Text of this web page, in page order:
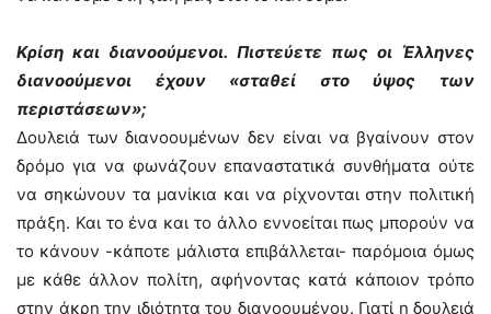
Κρίση και διανοούμενοι. Πιστεύετε πως οι Έλληνες
διανοούμενοι έχουν «σταθεί στο ύψος των
περιστάσεων»;
Δουλειά των διανοουμένων δεν είναι να βγαίνουν στον
δρόμο για να φωνάζουν επαναστατικά συνθήματα ούτε
να σηκώνουν τα μανίκια και να ρίχνονται στην πολιτική
πράξη. Και το ένα και το άλλο εννοείται πως μπορούν να
το κάνουν -κάποτε μάλιστα επιβάλλεται- παρόμοια όμως
με κάθε άλλον πολίτη, αφήνοντας κατά κάποιον τρόπο
στην άκρη την ιδιότητα του διανοουμένου. Γιατί η δουλειά